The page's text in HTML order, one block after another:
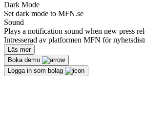
Dark Mode
Set dark mode to MFN.se
Sound
Plays a notification sound when new press
Intresserad av platformen MFN för
Läs mer
Boka demo
Logga in som bolag